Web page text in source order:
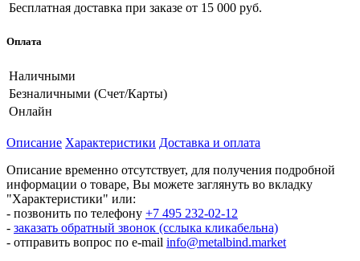
Бесплатная доставка при заказе от 15 000 руб.
Оплата
Наличными
Безналичными (Счет/Карты)
Онлайн
Описание Характеристики Доставка и оплата
Описание временно отсутствует, для получения подробной
информации о товаре, Вы можете заглянуть во вкладку
"Характеристики" или:
- позвонить по телефону +7 495 232-02-12
- заказать обратный звонок (сслыка кликабельна)
- отправить вопрос по e-mail info@metalbind.market